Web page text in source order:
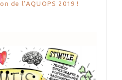
de l’AQUOPS 2019 !